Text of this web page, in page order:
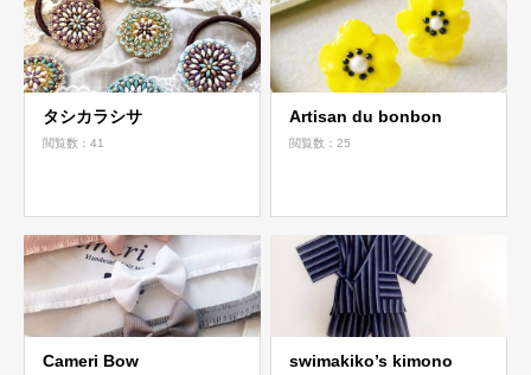
タシカラシサ
閲覧数：41
Artisan du bonbon
閲覧数：25
Cameri Bow swimakiko’s kimono